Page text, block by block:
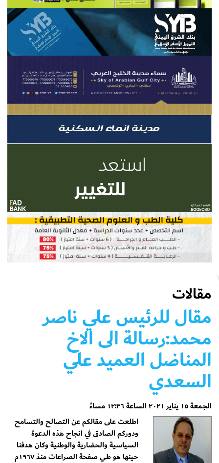
مقالات
مقال للرئيس علي ناصر
محمد:رسالة الى الاخ
المناضل العميد علي
السعدي
الجمعة ١٥ يناير ٢٠٢١ الساعة ١٢:٣٦ مساءً
اطلعت على مقالكم عن التصالح والتسامح
ودوركم الصادق في انجاح هذه الدعوة
السياسية والحضارية والوطنية وكان هدفنا
حينها هو طي صفحة الصراعات منذ ١٩٦٧م